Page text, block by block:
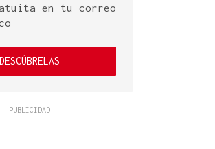
en tu correo
DESCÚBRELAS